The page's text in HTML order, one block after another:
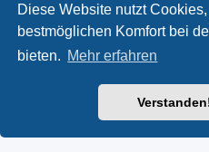
Diese Website nutzt
bestmöglichen Komfort bei
bieten. Mehr erfahren